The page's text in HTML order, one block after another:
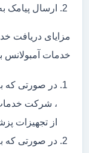
ارسال پیامک
مزایای دریافت
خدمات آمبولانس
در صورتی که
، شرکت خدمات
از تجهیزات
در صورتی که